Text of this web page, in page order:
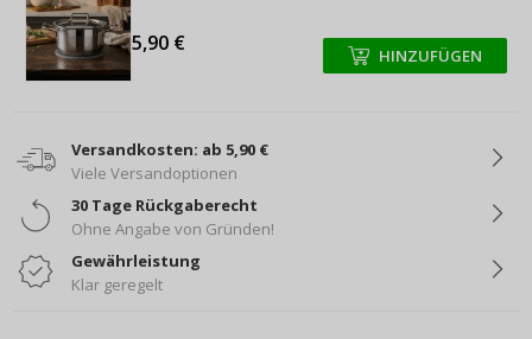
5,90 € +
+ HINZUFÜGEN
Versandkosten: ab 5,90 €
Viele Versandoptionen
30 Tage Rückgaberecht
Ohne Angabe von Gründen!
Gewährleistung
Klar geregelt